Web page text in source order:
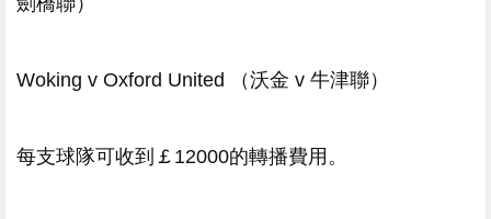
Woking v Oxford United （沃金 v 牛津聯）
每支球隊可收到￡12000的轉播費用。